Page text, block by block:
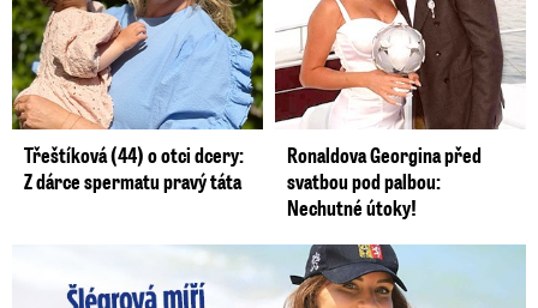
Třeštíková (44) o otci dcery:
Z dárce spermatu pravý táta
Ronaldova Georgina před
svatbou pod palbou:
Nechutné útoky!
Lucie Šlégrová míří na Primu. Překvapení pro sporťáky!